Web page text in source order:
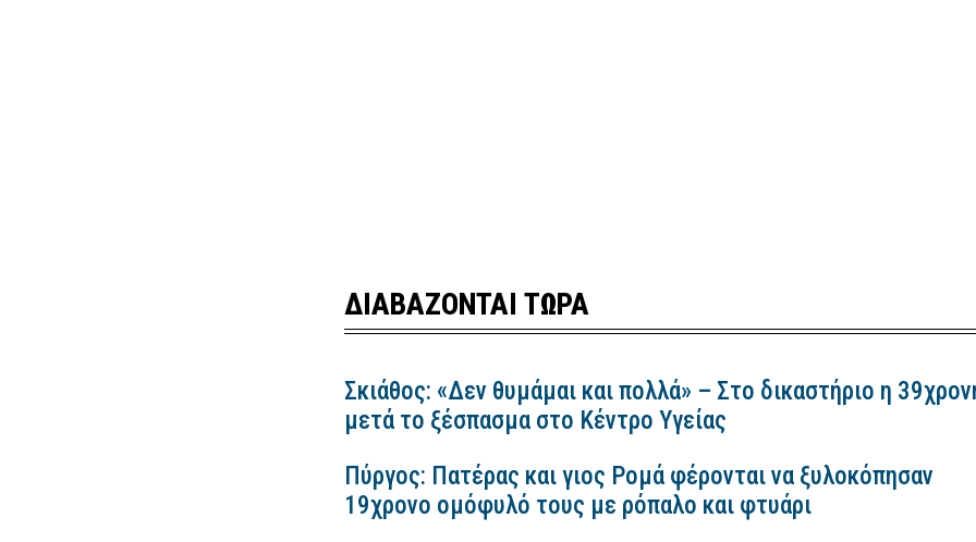
ΔΙΑΒΑΖΟΝΤΑΙ ΤΩΡΑ
Σκιάθος: «Δεν θυμάμαι και πολλά» – Στο δικαστήριο η
μετά το ξέσπασμα στο Κέντρο Υγείας
Πύργος: Πατέρας και γιος Ρομά φέρονται να ξυλοκόπησαν
19χρονο ομόφυλό τους με ρόπαλο και φτυάρι